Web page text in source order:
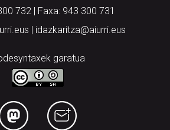
732 | Faxa: 943 300 731
| idazkaritza@aiurri.eus
garatua